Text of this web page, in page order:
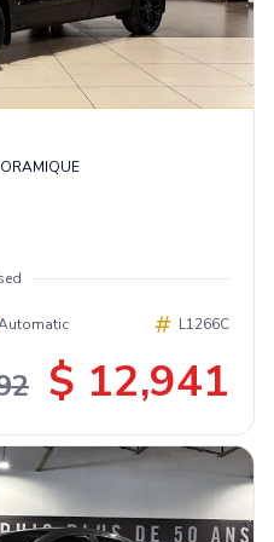
Automatic L1266C
$ 12,941